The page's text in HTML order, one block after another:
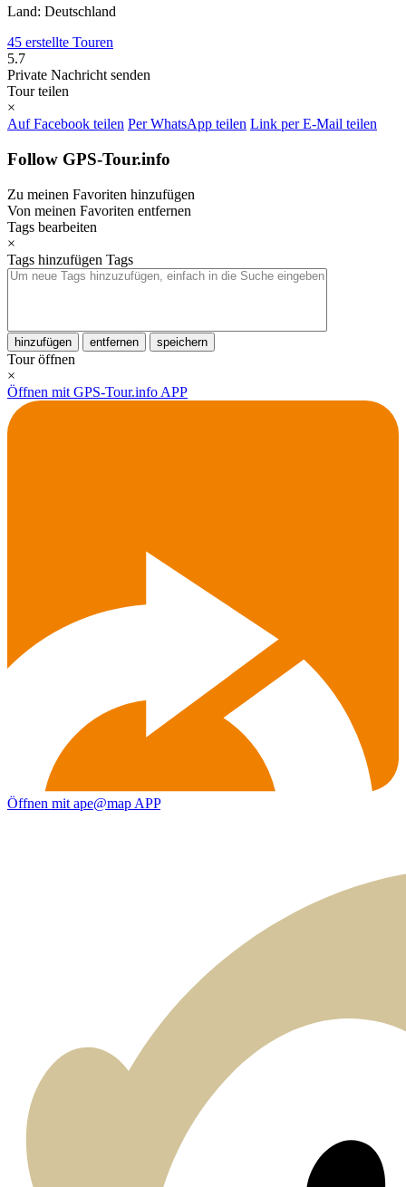
Land: Deutschland
45 erstellte Touren
5.7
Private Nachricht senden
Tour teilen
×
Auf Facebook teilen Per WhatsApp teilen Link per E-Mail teilen
Follow GPS-Tour.info
Zu meinen Favoriten hinzufügen
Von meinen Favoriten entfernen
Tags bearbeiten
×
Tags hinzufügen Tags
hinzufügen entfernen speichern
Tour öffnen
×
Öffnen mit GPS-Tour.info APP
Öffnen mit ape@map APP